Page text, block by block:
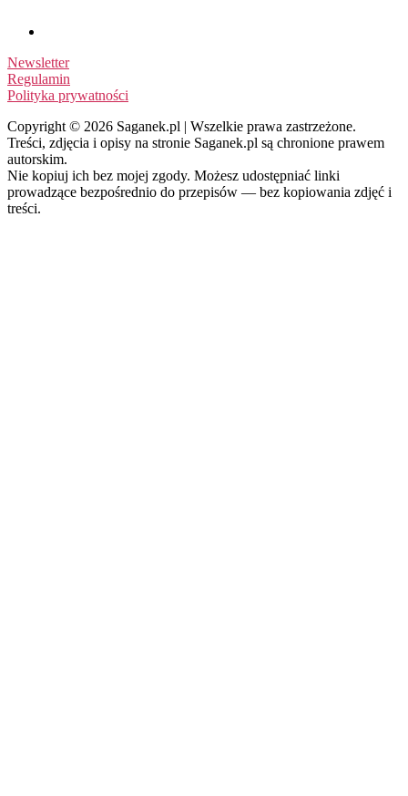
Newsletter
Regulamin
Polityka prywatności
Copyright © 2026 Saganek.pl | Wszelkie prawa zastrzeżone.
Treści, zdjęcia i opisy na stronie Saganek.pl są chronione prawem
autorskim.
Nie kopiuj ich bez mojej zgody. Możesz udostępniać linki
prowadzące bezpośrednio do przepisów — bez kopiowania zdjęć i
treści.